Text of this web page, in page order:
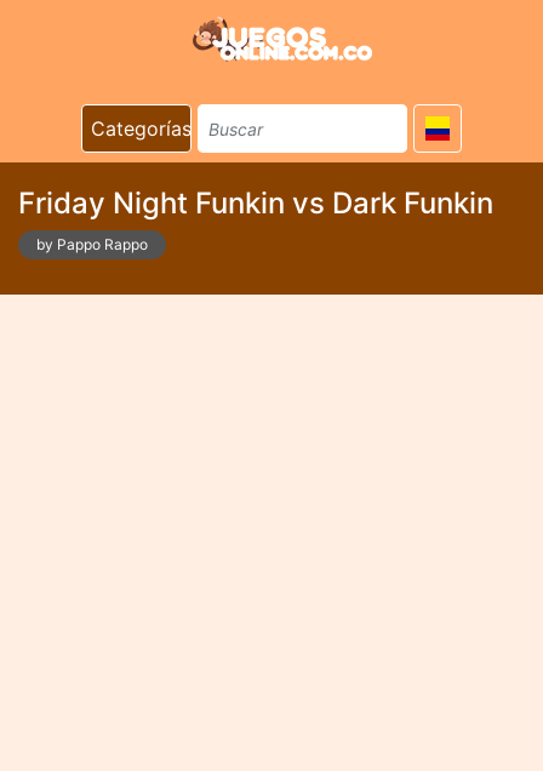
Categorías
Friday Night Funkin vs Dark Funkin
by Pappo Rappo